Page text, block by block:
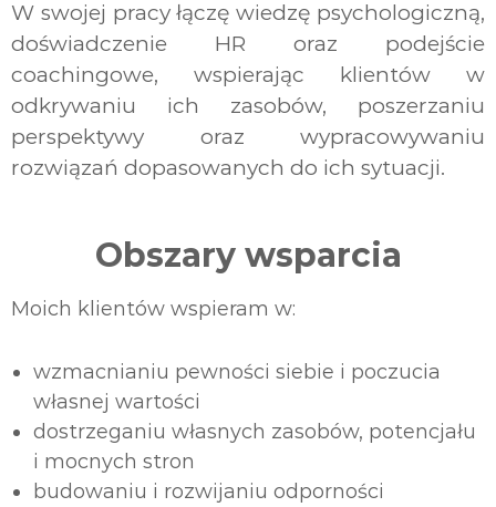
W swojej pracy łączę wiedzę psychologiczną,
doświadczenie HR oraz podejście
coachingowe, wspierając klientów w
odkrywaniu ich zasobów, poszerzaniu
perspektywy oraz wypracowywaniu
rozwiązań dopasowanych do ich sytuacji.
Obszary wsparcia
Moich klientów wspieram w:
wzmacnianiu pewności siebie i poczucia
własnej wartości
dostrzeganiu własnych zasobów, potencjału
i mocnych stron
budowaniu i rozwijaniu odporności